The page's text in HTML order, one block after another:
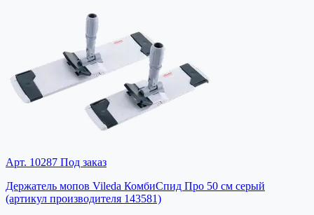
Арт. 10287 Под заказ
Держатель мопов Vileda КомбиСпид Про 50 см серый
(артикул производителя 143581)